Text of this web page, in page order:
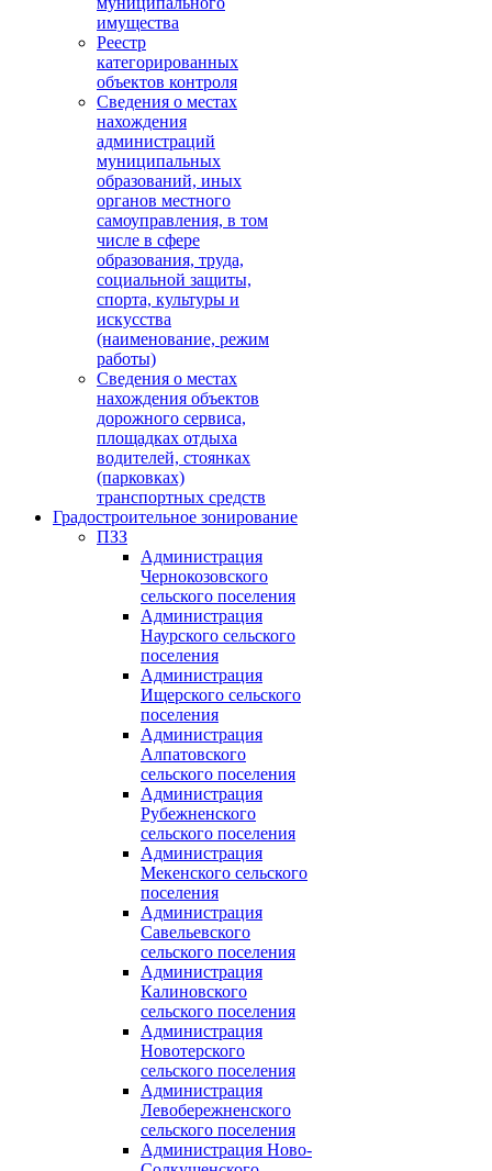
имущества
Реестр
категорированных
объектов контроля
Сведения о местах
нахождения
администраций
муниципальных
образований, иных
органов местного
самоуправления, в том
числе в сфере
образования, труда,
социальной защиты,
спорта, культуры и
искусства
(наименование, режим
работы)
Сведения о местах
нахождения объектов
дорожного сервиса,
площадках отдыха
водителей, стоянках
(парковках)
транспортных средств
Градостроительное зонирование
ПЗЗ
Администрация
Чернокозовского
сельского поселения
Администрация
Наурского сельского
поселения
Администрация
Ищерского сельского
поселения
Администрация
Алпатовского
сельского поселения
Администрация
Рубежненского
сельского поселения
Администрация
Мекенского сельского
поселения
Администрация
Савельевского
сельского поселения
Администрация
Калиновского
сельского поселения
Администрация
Новотерского
сельского поселения
Администрация
Левобережненского
сельского поселения
Администрация Ново-